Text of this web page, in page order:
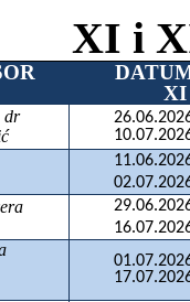
XI i
XI
dr